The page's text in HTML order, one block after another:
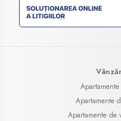
Apartamente
Apartamente de